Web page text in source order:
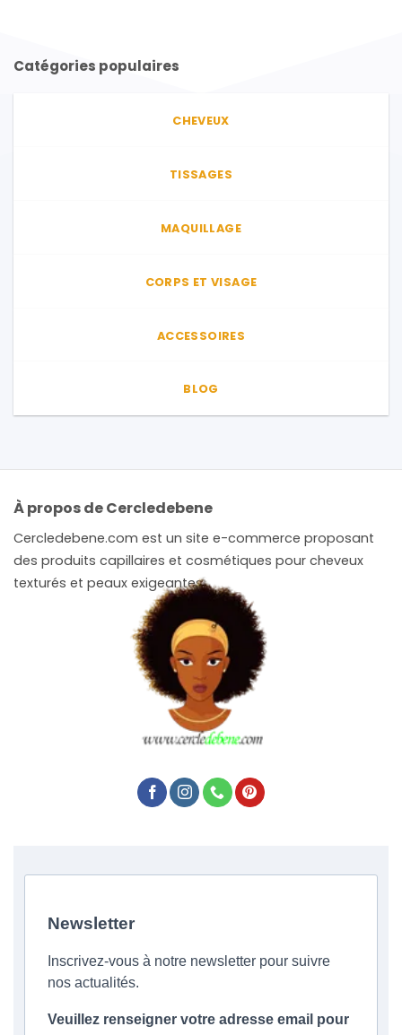
Catégories populaires
CHEVEUX
TISSAGES
MAQUILLAGE
CORPS ET VISAGE
ACCESSOIRES
BLOG
À propos de Cercledebene
Cercledebene.com est un site e-commerce proposant
des produits capillaires et cosmétiques pour cheveux
texturés et peaux exigeantes.
Newsletter
Inscrivez-vous à notre newsletter pour suivre
nos actualités.
Veuillez renseigner votre adresse email pour